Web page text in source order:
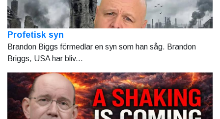
Profetisk syn
Brandon Biggs förmedlar en syn som han såg. Brandon
Briggs, USA har bliv...